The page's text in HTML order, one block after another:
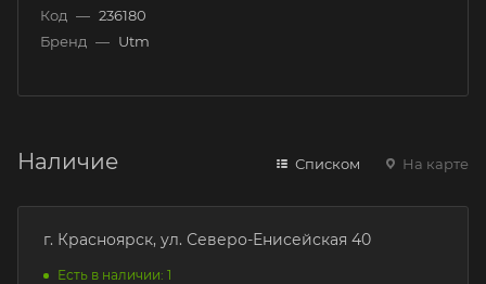
Код — 236180
Бренд — Utm
Наличие Списком На карте
г. Красноярск, ул. Северо-Енисейская 40
Есть в наличии: 1